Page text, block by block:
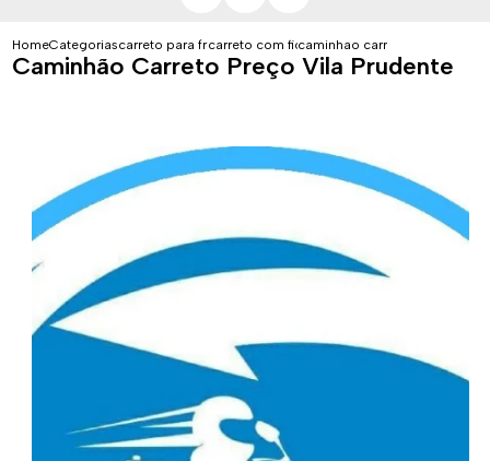
HomeCategoriascarreto para fretescarreto com fiorino sao paulocaminhao carreto preco vila
Caminhão Carreto Preço Vila Prudente